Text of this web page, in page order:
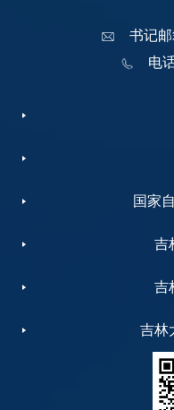
吉林
书记邮
电
国家
吉
吉
吉林